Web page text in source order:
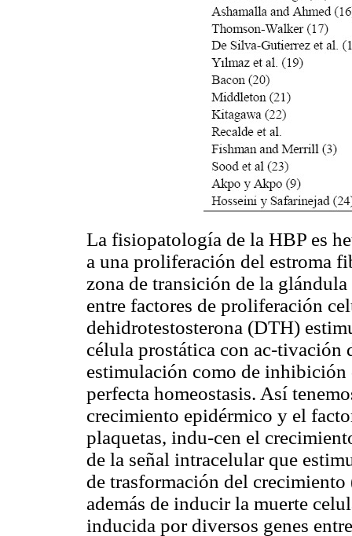
La fisiopatología de la HBP es
a una proliferación del estroma
zona de transición de la
entre factores de proliferación
dehidrotestosterona (DTH)
célula prostática con ac-tivación
estimulación como de inhibición
perfecta homeostasis. Así
crecimiento epidérmico y el
plaquetas, indu-cen el
de la señal intracelular que
de trasformación del
además de inducir la muerte
inducida por diversos genes